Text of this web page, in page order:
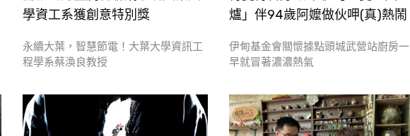
學資工系獲創意特別獎
永續大葉，智慧節電！大葉大學資訊工
程學系蔡渙良教授
爐」伴94歲阿嬤做伙呷(真)熱鬧
伊甸基金會關懷據點頭城武營站廚房一
早就冒著濃濃熱氣